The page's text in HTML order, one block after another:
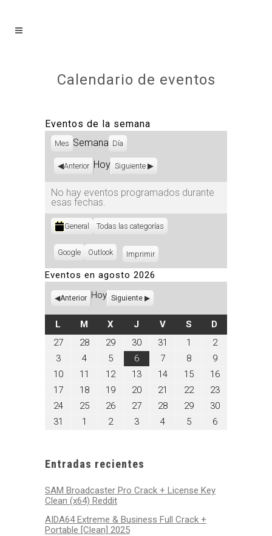
Calendario de eventos
Eventos de la semana
Mes Semana Día
Anterior Hoy Siguiente
No hay eventos programados durante
esas fechas.
Categorías
General Todas las categorías
Subscribe
Google
Subscribe
Outlook ImprimirVistas
Eventos en agosto 2026
Anterior Hoy Siguiente
L LUNES
M MARTES
XMIÉRCOLES
J JUEVES
VVIERNES
SSÁBADO
D
27julio
28julio
29julio
29,
30julio
30,
31 1
agosto
2026
2agosto
2,
2026
3agosto
3,
2026
4agosto
4,
2026
5agosto
5,
2026
6agosto
6,
2026
7agosto
7,
2026
8agosto
8,
2026
9agosto
9,
2026
10agosto
10,
11
agosto
2026
12agosto
2026
13agosto
2026
14agosto
2026
15agosto
2026
16agosto
2026
17agosto
2026
18agosto
18,
2026
19agosto
2026
20agosto
20,
2026
21
agosto
2026
22agosto
2026
23agosto
23,
2026
24agosto
25agosto
26agosto
27agosto
28agosto
29agosto
30agosto
31
agosto
1
septiembre
2septiembre
3septiembre
4septiembre
5septiembre
6septiembre
Entradas recientes
SAM Broadcaster Pro Crack + License Key
Clean (x64) Reddit
AIDA64 Extreme & Business Full Crack +
Portable [Clean] 2025